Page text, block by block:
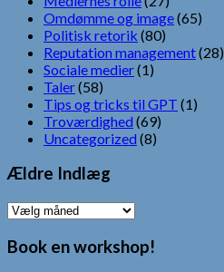
Omdømme og image(65)
Politisk retorik (80)
Reputation management(28)
Sociale medier(1)
Taler(58)
Tips og tricks til GPT (1)
Troværdighed (69)
Uncategorized (8)
Ældre Indlæg
Ældre
Book en workshop!